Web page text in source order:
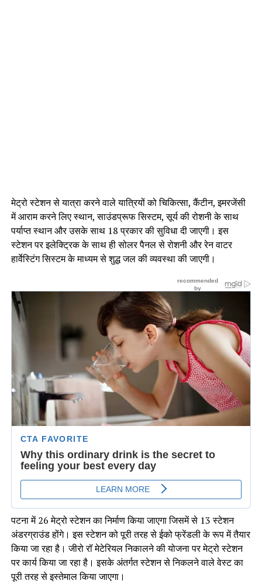
मेट्रो स्टेशन से यात्रा करने वाले यात्रियों को चिकित्सा, कैंटीन, इमरजेंसी
में आराम करने लिए स्थान, साउंडप्रूफ सिस्टम, सूर्य की रोशनी के साथ
पर्याप्त स्थान और उसके साथ 18 प्रकार की सुविधा दी जाएगी। इस
स्टेशन पर इलेक्ट्रिक के साथ ही सोलर पैनल से रोशनी और रेन वाटर
हार्वेस्टिंग सिस्टम के माध्यम से शुद्ध जल की व्यवस्था की जाएगी।
पटना में 26 मेट्रो स्टेशन का निर्माण किया जाएगा जिसमें से 13 स्टेशन
अंडरग्राउंड होंगे। इस स्टेशन को पूरी तरह से ईको फ्रेंडली के रूप में तैयार
किया जा रहा है। जीरो रॉ मेटेरियल निकालने की योजना पर मेट्रो स्टेशन
पर कार्य किया जा रहा है। इसके अंतर्गत स्टेशन से निकलने वाले वेस्ट का
पूरी तरह से इस्तेमाल किया जाएगा।